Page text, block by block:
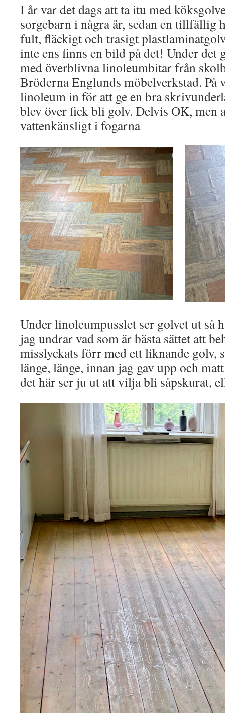
I år var det dags att ta itu med
sorgebarn i några år, sedan en tillfällig
fult, fläckigt och trasigt
inte ens finns en bild på det! Under det
med överblivna linoleumbitar från
Bröderna Englunds möbelverkstad. På
linoleum in för att ge en bra
blev över fick bli golv. Delvis OK, men
vattenkänsligt i fogarna
Under linoleumpusslet ser golvet ut så
jag undrar vad som är bästa sättet att
misslyckats förr med ett liknande golv,
länge, länge, innan jag gav upp och
det här ser ju ut att vilja bli såpskurat,